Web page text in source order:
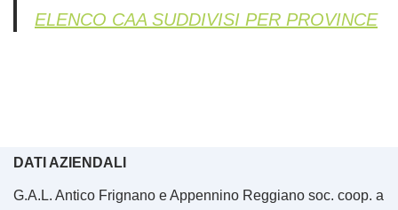
ELENCO CAA SUDDIVISI PER PROVINCE
DATI AZIENDALI
G.A.L. Antico Frignano e Appennino Reggiano soc. coop. a